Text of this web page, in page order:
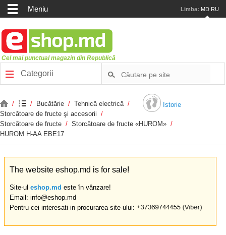
Meniu Limba: MD RU
Cel mai punctual magazin din Republică
Categorii
Istorie
/ / Bucătărie / Tehnică electrică /
Storcătoare de fructe şi accesorii /
Storcătoare de fructe / Storcătoare de fructe «HUROM» /
HUROM H-AA EBE17
The website eshop.md is for sale!
Site-ul eshop.md este în vânzare!
Email: info@eshop.md
Pentru cei interesati in procurarea site-ului: